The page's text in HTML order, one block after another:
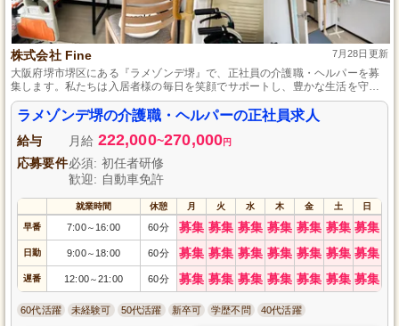
株式会社 Fine 7月28日更新
大阪府堺市堺区にある『ラメゾンデ堺』で、正社員の介護職・ヘルパーを募
集します。私たちは入居者様の毎日を笑顔でサポートし、豊かな生活を守る
ことを目指しています。初任者研修の資格を活かし、暖かなコミュニティの
中で専門スキルを磨きながらキャリアアップを目指しましょう。経験豊富な
スタッフがサポートし、安定した雇用のもとで成長できる環境です。あなた
のご応募をお待ちしております。
ラメゾンデ堺の介護職・ヘルパーの正社員求人
給与 月給 222,000~270,000円
応募要件必須: 初任者研修
歓迎: 自動車免許
就業時間 休憩 月 火 水 木 金 土 日
早番 7:00～ 16:00 60分 募集 募集 募集 募集 募集 募集 募集
日勤 9:00～ 18:00 60分 募集 募集 募集 募集 募集 募集 募集
遅番 12:00～21:00 60分 募集 募集 募集 募集 募集 募集 募集
60代活躍 未経験可 50代活躍 新卒可 学歴不問 40代活躍